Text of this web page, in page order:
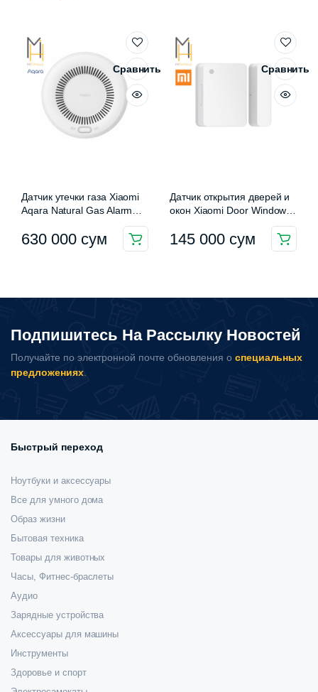
090
000 сум.
000 сум.
Сравнить
Датчик утечки газа Xiaomi
Aqara Natural Gas Alarm
Detector (JT-BZ-01AQ/A)
630 000 сум
Сравнить
Датчик открытия дверей и
окон Xiaomi Door Window
Sensor 2 (MCCGQ02HL)
145 000 сум
Подпишитесь На Рассылку Новостей
Получайте по электронной почте обновления о специальных
предложениях.
Быстрый переход
Ноутбуки и аксессуары
Все для умного дома
Образ жизни
Бытовая техника
Товары для животных
Часы, Фитнес-браслеты
Аудио
Зарядные устройства
Аксессуары для машины
Инструменты
Здоровье и спорт